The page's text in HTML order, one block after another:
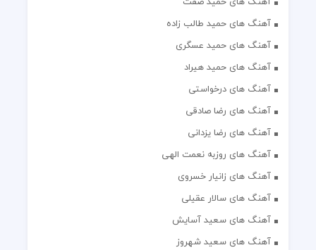
آهنگ های حمید طالب زاده
آهنگ های حمید عسگری
آهنگ های حمید هیراد
آهنگ های درخواستی
آهنگ های رضا صادقی
آهنگ های رضا یزدانی
آهنگ های روزبه نعمت الهی
آهنگ های زانیار خسروی
آهنگ های سالار عقیلی
آهنگ های سعید آسایش
آهنگ های سعید شهروز